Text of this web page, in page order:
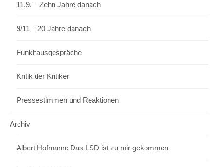
11.9. – Zehn Jahre danach
9/11 – 20 Jahre danach
Funkhausgespräche
Kritik der Kritiker
Pressestimmen und Reaktionen
Archiv
Albert Hofmann: Das LSD ist zu mir gekommen